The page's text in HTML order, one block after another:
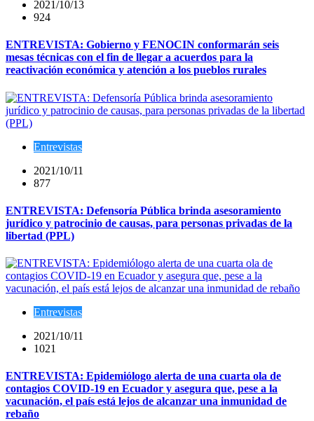
2021/10/13
924
ENTREVISTA: Gobierno y FENOCIN conformarán seis
mesas técnicas con el fin de llegar a acuerdos para la
reactivación económica y atención a los pueblos rurales
Entrevistas
2021/10/11
877
ENTREVISTA: Defensoría Pública brinda asesoramiento
jurídico y patrocinio de causas, para personas privadas de la
libertad (PPL)
Entrevistas
2021/10/11
1021
ENTREVISTA: Epidemiólogo alerta de una cuarta ola de
contagios COVID-19 en Ecuador y asegura que, pese a la
vacunación, el país está lejos de alcanzar una inmunidad de
rebaño